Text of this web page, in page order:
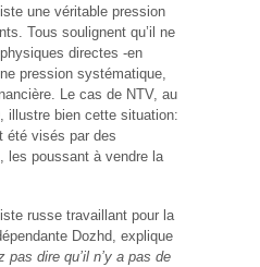
une véritable pression
Tous soulignent qu’il ne
directes -en
pression systématique,
Le cas de NTV, au
illustre bien cette situation:
été visés par des
les poussant à vendre la
russe travaillant pour la
Dozhd, explique
pas dire qu’il n’y a pas de